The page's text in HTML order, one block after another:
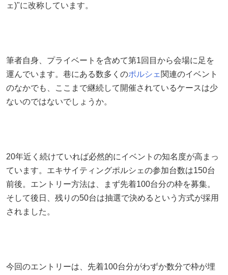
ェ)"に改称しています。
筆者自身、プライベートを含めて第1回目から会場に足を
運んでいます。巷にある数多くのポルシェ 関連のイベント
のなかでも、ここまで継続して開催されているケースは少
ないのではないでしょうか。
20年近く続けていれば必然的にイベントの知名度が高まっ
ています。エキサイティングポルシェの参加台数は150台
前後。エントリー方法は、まず先着100台分の枠を募集。
そして後日、残りの50台は抽選で決めるという方式が採用
されました。
今回のエントリーは、先着100台分がわずか数分で枠が埋